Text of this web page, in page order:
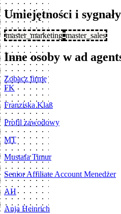
Umiejętności i
master_marketing master_sales
Inne osoby w ad
Zobacz firmę
FK
Franziska Klaß
Profil zawodowy
MT
Mustafa Timur
Senior Affiliate Account Menedżer
AH
Anja Heinrich